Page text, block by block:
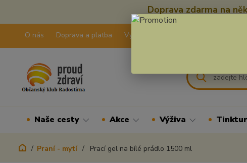
Doprava zdarma na
O nás Doprava a platba Výdejní pravidla
Naše cesty Akce Výživa
Praní - mytí Prací gel na bílé prádlo 1500 ml